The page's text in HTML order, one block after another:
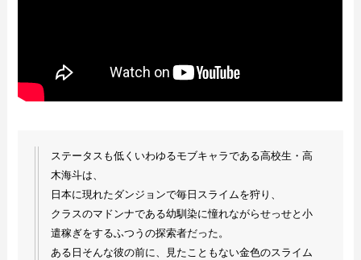
ステータスも低くいわゆるモブキャラである高校生・高
木海斗は、
日本に現れたダンジョンで毎日スライムを狩り、
クラスのマドンナである幼馴染に憧れながらせっせと小
遣稼ぎをするふつうの探索者だった。
ある日そんな彼の前に、見たこともない金色のスライム